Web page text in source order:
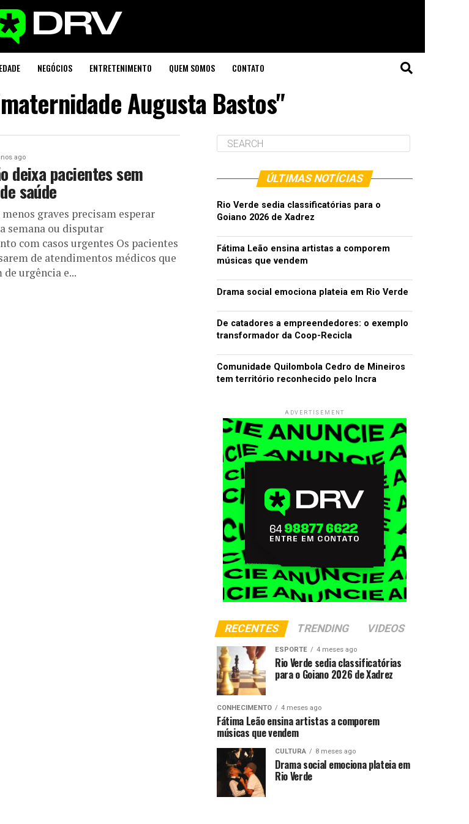
NEGÓCIOS ENTRETENIMENTO QUEM SOMOS CONTATO
Augusta Bastos"
ago
deixa pacientes sem
saúde
graves precisam esperar
semana ou disputar
com casos urgentes Os pacientes
de atendimentos médicos que
de urgência e...
ÚLTIMAS NOTÍCIAS
Rio Verde sedia classificatórias para o
Goiano 2026 de Xadrez
Fátima Leão ensina artistas a comporem
músicas que vendem
Drama social emociona plateia em Rio Verde
De catadores a empreendedores: o exemplo
transformador da Coop-Recicla
Comunidade Quilombola Cedro de Mineiros
tem território reconhecido pelo Incra
ADVERTISEMENT
RECENTES TRENDING VIDEOS
ESPORTE 4 meses ago
Rio Verde sedia classificatórias
para o Goiano 2026 de Xadrez
CONHECIMENTO 4 meses ago
Fátima Leão ensina artistas a comporem
músicas que vendem
CULTURA 8 meses ago
Drama social emociona plateia em
Rio Verde